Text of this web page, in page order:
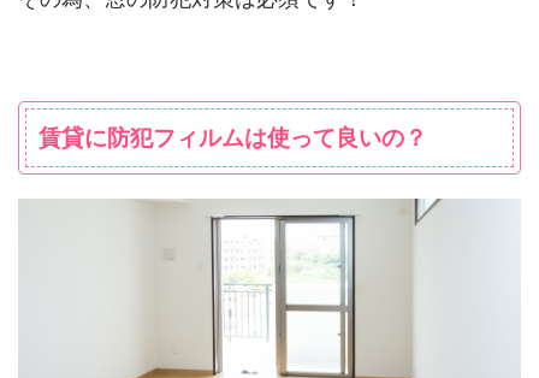
賃貸に防犯フィルムは使って良いの？